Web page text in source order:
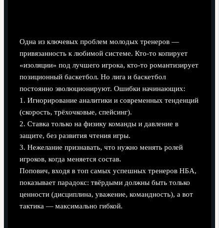
Одна из ключевых проблем молодых тренеров —
привязанность к любимой системе. Кто-то копирует
«изоляции» под лучшего игрока, кто-то романтизирует
позиционный баскетбол. Но лига и баскетбол
постоянно эволюционируют. Ошибки начинающих:
1. Игнорирование аналитики и современных тенденций
(скорость, трёхочковые, спейсинг).
2. Ставка только на физику команды и давление в
защите, без развития чтения игры.
3. Нежелание признавать, что нужно менять ролей
игроков, когда меняется состав.
Попович, входя в топ самых успешных тренеров НБА,
показывает парадокс: твёрдыми должны быть только
ценности (дисциплина, уважение, командность), а вот
тактика — максимально гибкой.